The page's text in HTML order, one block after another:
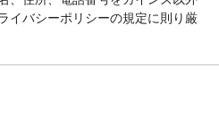
イバシーポリシーの規定に則り厳